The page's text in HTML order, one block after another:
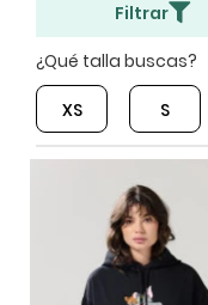
Filtrar
¿Qué talla buscas?
XS S